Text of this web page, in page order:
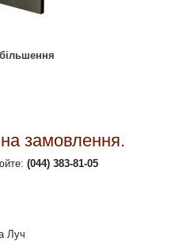
замовлення.
(044) 383-81-05
Луч